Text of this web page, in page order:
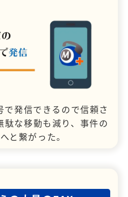
で発信できるので信頼さ
駄な移動も減り、事件の
と繋がった。